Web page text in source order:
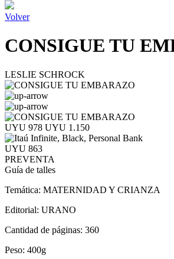
Volver
CONSIGUE TU
LESLIE SCHROCK
UYU 978 UYU 1.150
UYU 863
PREVENTA
Guía de talles
Temática: MATERNIDAD Y CRIANZA
Editorial: URANO
Cantidad de páginas: 360
Peso: 400g